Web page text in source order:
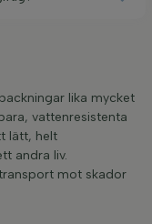
lika mycket
vattenresistenta
lätt, helt
andra liv.
mot skador